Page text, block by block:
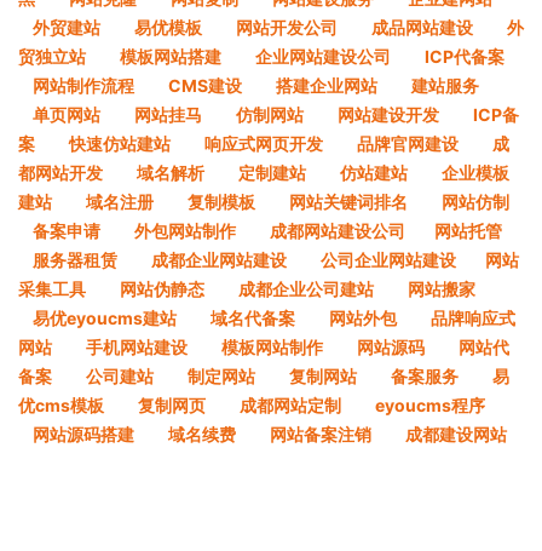
外贸建站
易优模板 网站开发公司 成品网站建设
外
贸独立站
模板网站搭建 企业网站建设公司
ICP代备案
网站制作流程
CMS建设 搭建企业网站
建站服务
单页网站
网站挂马 仿制网站 网站建设开发
ICP备
案
快速仿站建站 响应式网页开发 品牌官网建设
成
都网站开发
域名解析 定制建站 仿站建站
企业模板
建站
域名注册 复制模板 网站关键词排名
网站仿制
备案申请
外包网站制作 成都网站建设公司​
网站托管
服务器租赁
成都企业网站建设 公司企业网站建设​
网站
采集工具
网站伪静态 成都企业公司建站
网站搬家
易优eyoucms建站
域名代备案 网站外包
品牌响应式
网站
手机网站建设 模板网站制作 网站源码
网站代
备案
公司建站 制定网站 复制网站 备案服务
易
优cms模板
复制网页 成都网站定制
eyoucms程序
网站源码搭建
域名续费 网站备案注销 成都建设网站